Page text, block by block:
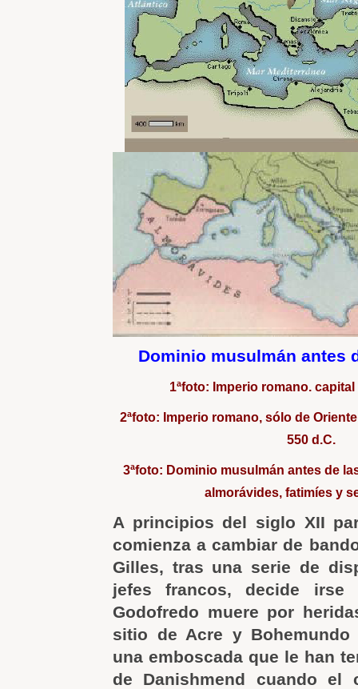
Dominio musulmán antes
1ªfoto: Imperio romano. capital
2ªfoto: Imperio romano, sólo de
550 d.C.
3ªfoto: Dominio musulmán antes de
almorávides, fatimíes y
A principios del siglo XII
comienza a cambiar de
Gilles, tras una serie de
jefes francos, decide irse
Godofredo muere por
sitio de Acre y
una emboscada que le han
de Danishmend cuando el